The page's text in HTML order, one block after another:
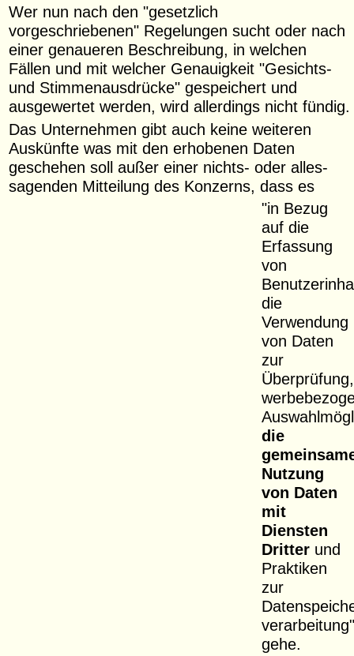
Wer nun nach den "gesetzlich
vorgeschriebenen" Regelungen sucht oder nach
einer genaueren Beschreibung, in welchen
Fällen und mit welcher Genauigkeit "Gesichts-
und Stimmenausdrücke" gespeichert und
ausgewertet werden, wird allerdings nicht fündig.
Das Unternehmen gibt auch keine weiteren
Auskünfte was mit den erhobenen Daten
geschehen soll außer einer nichts- oder alles-
sagenden Mitteilung des Konzerns, dass es
"in Bezug
auf die
Erfassung
von
die
Verwendung
von Daten
zur
Überprüfung,
die
Nutzung
von Daten
mit
Diensten
Dritter und
Praktiken
zur
gehe.